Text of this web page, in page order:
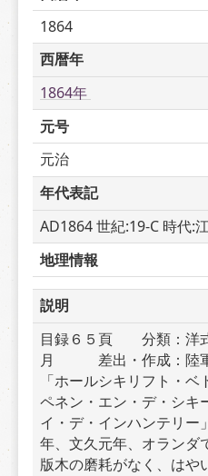
1864
西暦年
1864年
元号
元治
年代表記
AD1864 世紀:19-C 時代:
地理情報
説明
目録６５頁　　分類：洋
月　　　差出・作成：陸
「ホールシキリフト・
ペネン・エン・デ・シキ
イ・デ・インハンテリー
年、文久元年、オランダ
版木の磨耗がなく、はや